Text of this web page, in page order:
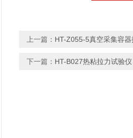
上一篇： HT-Z055-5真空采集容
下一篇： HT-B027热粘拉力试验仪